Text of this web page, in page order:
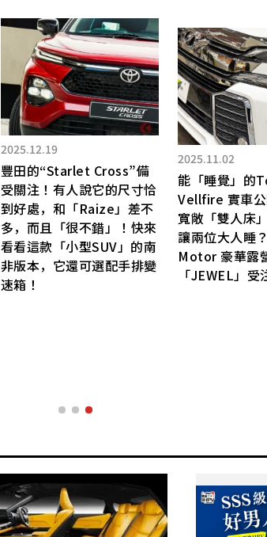
2025.12.19
豐田的“Starlet Cross”備
受關注！有人說它的尺寸恰
到好處，和「Raize」差不
多，而且「很不錯」！快來
看看這款「小型SUV」的南
非版本，它還可選配手排變
速箱！
2025.11.02
能「睡覺」的
Vellfire 實車公
寬敞「雙人床
讓兩位大人睡
Motor 豪華露
「JEWEL」受